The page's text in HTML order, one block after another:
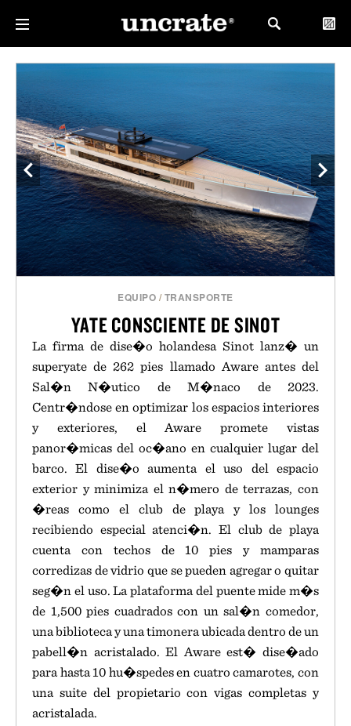
EQUIPO / TRANSPORTE
YATE CONSCIENTE DE SINOT
La firma de dise�o holandesa Sinot lanz� un
superyate de 262 pies llamado Aware antes del
Sal�n N�utico de M�naco de 2023.
Centr�ndose en optimizar los espacios interiores
y exteriores, el Aware promete vistas
panor�micas del oc�ano en cualquier lugar del
barco. El dise�o aumenta el uso del espacio
exterior y minimiza el n�mero de terrazas, con
�reas como el club de playa y los lounges
recibiendo especial atenci�n. El club de playa
cuenta con techos de 10 pies y mamparas
corredizas de vidrio que se pueden agregar o quitar
seg�n el uso. La plataforma del puente mide m�s
de 1,500 pies cuadrados con un sal�n comedor,
una biblioteca y una timonera ubicada dentro de un
pabell�n acristalado. El Aware est� dise�ado
para hasta 10 hu�spedes en cuatro camarotes, con
una suite del propietario con vigas completas y
acristalada.